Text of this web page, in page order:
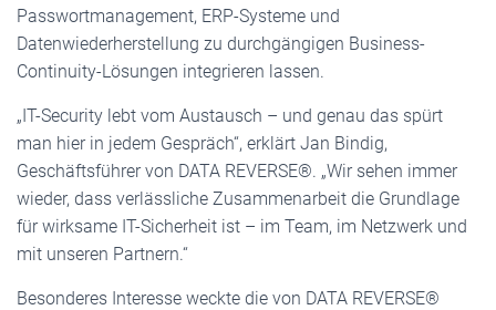
Passwortmanagement, ERP-Systeme und
Datenwiederherstellung zu durchgängigen Business-
Continuity-Lösungen integrieren lassen.
„IT-Security lebt vom Austausch – und genau das spürt
man hier in jedem Gespräch“, erklärt Jan Bindig,
Geschäftsführer von DATA REVERSE®. „Wir sehen immer
wieder, dass verlässliche Zusammenarbeit die Grundlage
für wirksame IT-Sicherheit ist – im Team, im Netzwerk und
mit unseren Partnern.“
Besonderes Interesse weckte die von DATA REVERSE®